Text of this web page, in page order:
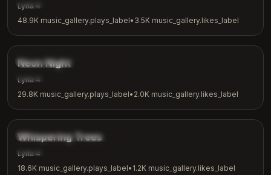
Lyria 4
48.9K music_gallery.plays_label• 3.5K music_gallery.likes_label
music_gallery.tags.synthwave
Neon Night
Lyria 4
29.8K music_gallery.plays_label• 2.0K music_gallery.likes_label
music_gallery.tags.nature
Whispering Trees
Lyria 4
18.6K music_gallery.plays_label• 1.2K music_gallery.likes_label